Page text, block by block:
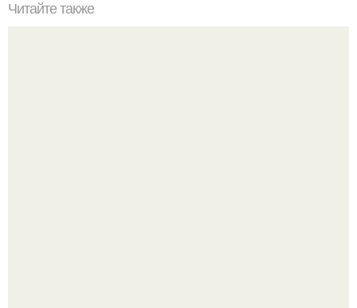
Читайте также